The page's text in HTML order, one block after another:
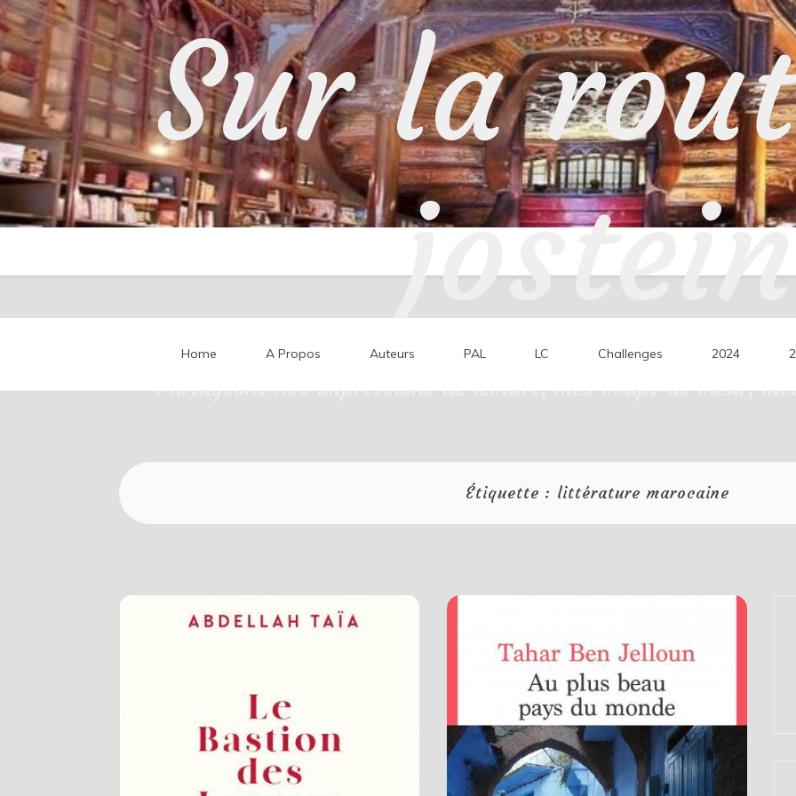
Skip
to
content
Sur la
jostein
Partageons nos impressions de lecture, mes coups de cœur,
Home A Propos Auteurs PAL LC Challenges 2024
Étiquette : littérature marocaine